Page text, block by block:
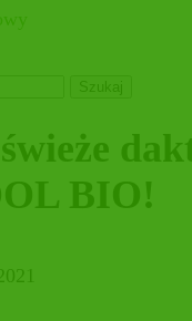
BIO!